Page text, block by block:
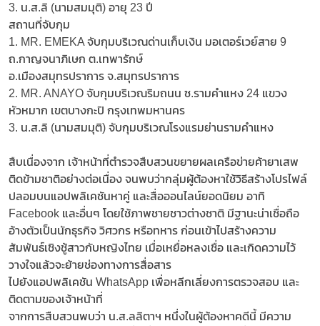
​3. น.ส.ลิ (นามสมมุติ) อายุ 23 ปี
​​สถานที่จับกุม
​​1. MR. EMEKA จับกุมบริเวณด่านเก็บเงิน มอเตอร์เวย์สาย 9
ถ.กาญจนาภิเษก ต.เทพารักษ์
อ.เมืองสมุทรปราการ จ.สมุทรปราการ
​​2. MR. ANAYO จับกุมบริเวณริมถนน ซ.รามคำแหง 24 แขวง
หัวหมาก เขตบางกะปิ กรุงเทพมหานคร
​​3. น.ส.ลิ (นามสมมุติ) จับกุมบริเวณโรงแรมย่านรามคำแหง
สืบเนื่องจาก เจ้าหน้าที่ตำรวจสืบสวนขยายผลเครือข่ายค้ายาเสพ
ติดข้ามชาติอย่างต่อเนื่อง จนพบว่ากลุ่มผู้ต้องหาใช้วิธีสร้างโปรไฟล์
ปลอมบนแอปพลิเคชันหาคู่ และสื่อออนไลน์ยอดนิยม อาทิ
Facebook และอื่นๆ โดยใช้ภาพชายชาวต่างชาติ มีฐานะน่าเชื่อถือ
อ้างตัวเป็นนักธุรกิจ วิศวกร หรือทหาร ก่อนเข้าไปสร้างความ
สัมพันธ์เชิงชู้สาวกับหญิงไทย เมื่อเหยื่อหลงเชื่อ และเกิดความไว้
วางใจแล้วจะย้ายช่องทางการสื่อสาร
ไปยังแอปพลิเคชัน WhatsApp เพื่อหลีกเลี่ยงการตรวจสอบ และ
ติดตามของเจ้าหน้าที่
​จากการสืบสวนพบว่า น.ส.ลลิตาฯ หนึ่งในผู้ต้องหาคดีนี้ มีความ